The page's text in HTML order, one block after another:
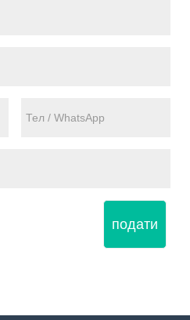
подати